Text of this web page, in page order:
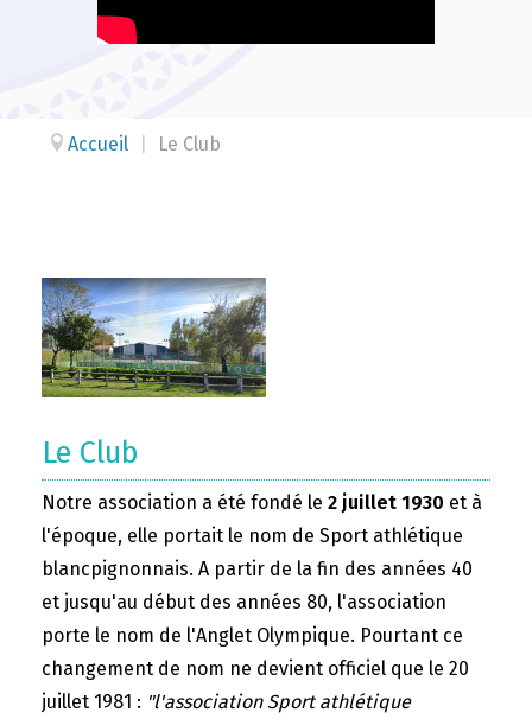
Accueil Le Club
Le Club
Notre association a été fondé le 2 juillet 1930 et à
l'époque, elle portait le nom de Sport athlétique
blancpignonnais. A partir de la fin des années 40
et jusqu'au début des années 80, l'association
porte le nom de l'Anglet Olympique. Pourtant ce
changement de nom ne devient officiel que le 20
juillet 1981 : "l'association Sport athlétique